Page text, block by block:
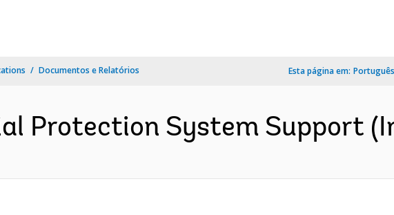
Documentos e Relatórios Esta página em: Português
Protection System Support